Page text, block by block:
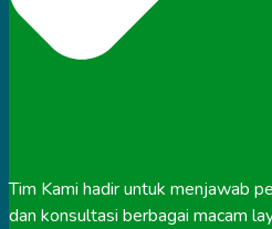
Tim Kami hadir untuk menjawab
dan konsultasi berbagai macam